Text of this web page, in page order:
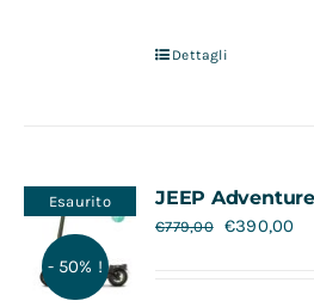
Dettagli
Esaurito
- 50% !
JEEP
€779,00 €390,00